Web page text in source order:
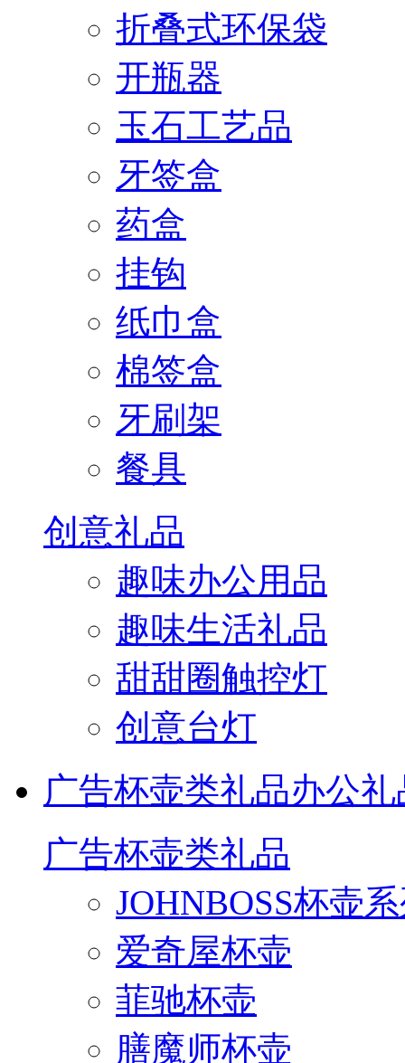
折叠式环保袋
开瓶器
玉石工艺品
牙签盒
药盒
挂钩
纸巾盒
棉签盒
牙刷架
餐具
创意礼品
趣味办公用品
趣味生活礼品
甜甜圈触控灯
创意台灯
广告杯壶类礼品办公礼
广告杯壶类礼品
JOHNBOSS杯壶
爱奇屋杯壶
菲驰杯壶
膳魔师杯壶